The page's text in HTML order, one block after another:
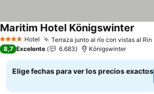
4 EstrellasHotel Terraza junto al río con vistas al Rin
Maritim Hotel Königswinter
8,7 Excelente 6.683 Königswinter
Elige fechas para ver los precios exactos